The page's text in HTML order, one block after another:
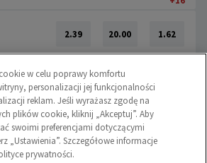
2.39 20.00 1.62
1.74 19.00
w celu poprawy komfortu
personalizacji jej funkcjonalności
reklam. Jeśli wyrażasz zgodę na
plików cookie, kliknij „Akceptuj”. Aby
swoimi preferencjami dotyczącymi
„Ustawienia”. Szczegółowe informacje
prywatności.